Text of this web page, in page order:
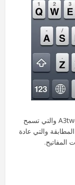
AltKeyboard هي أداة جديدة مقدمة من A3tweaks والتي تسمح
والتي عادة
المفاتيح.